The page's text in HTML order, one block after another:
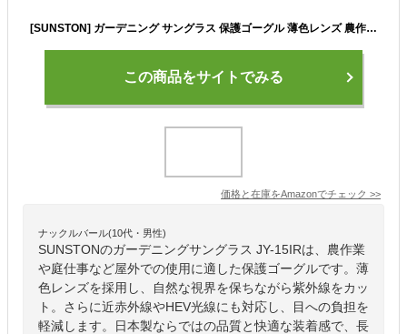
[SUNSTON] ガーデニング サングラス 保護ゴーグル 薄色レンズ 農作業 UVカット 近赤外線カット HEV光線カット 日本製 JY-15IR（拡大鏡なし）)
この商品をサイトでみる
価格と在庫をAmazonでチェック >>
ナックルバール(10代・男性)
SUNSTONのガーデニングサングラス JY-15IRは、農作業
や庭仕事など屋外での使用に適した保護ゴーグルです。薄
色レンズを採用し、自然な視界を保ちながら紫外線をカッ
ト。さらに近赤外線やHEV光線にも対応し、目への負担を
軽減します。日本製ならではの品質と快適な装着感で、長